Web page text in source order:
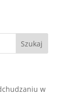
w